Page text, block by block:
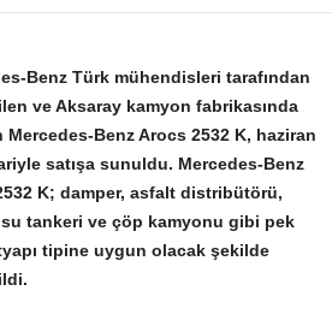
Benz Türk mühendisleri tarafından
ve Aksaray kamyon fabrikasında
Mercedes-Benz Arocs 2532 K, haziran
satışa sunuldu. Mercedes-Benz
K; damper, asfalt distribütörü,
tankeri ve çöp kamyonu gibi pek
tipine uygun olacak şekilde